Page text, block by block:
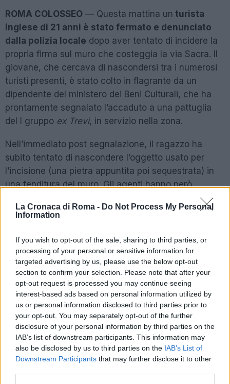
La Cronaca di Roma - Do Not Process My Personal
Information
If you wish to opt-out of the sale, sharing to third parties, or
processing of your personal or sensitive information for
targeted advertising by us, please use the below opt-out
section to confirm your selection. Please note that after your
opt-out request is processed you may continue seeing
interest-based ads based on personal information utilized by
us or personal information disclosed to third parties prior to
your opt-out. You may separately opt-out of the further
disclosure of your personal information by third parties on the
IAB’s list of downstream participants. This information may
also be disclosed by us to third parties on the IAB’s List of
Downstream Participants that may further disclose it to other
ROMA COLOSSEO — Questa mattina un turista
inglese di 21 anni è stato fermato e denunciato
dalla polizia locale dopo aver tentato di incidere la
propria firma sul muro che costeggia la via Sacra. Il
giovane, che cercava di nascondersi tra i numerosi
turisti presenti, è stato colto in flagrante da un
dipendente del ministero dei Beni Culturali, che ha
prontamente segnalato l’accaduto a una pattuglia
del I gruppo ex Trevi, in servizio nella zona.
Nell’immediato post segnalazione, il ragazzo ha
subito tentato di nascondere l’oggetto usato per
l’incisione (una pietra appuntita poi sequestrata) in
una fenditura del muro. Gli agenti hanno però
individuato il giovane, che è stato immediatamente
condotto presso gli uffici di via della Greca insieme
capitale.Deferito all’autorità giudiziaria, il 21enne
britannico dovrà rispondere del reato di
danneggiamento al patrimonio storico e
archeologico.
CHIUSO IL PONTE SULLA VIA NEMORENSE
POTREBBE INTERESSARTI
Christmas World a Roma, la